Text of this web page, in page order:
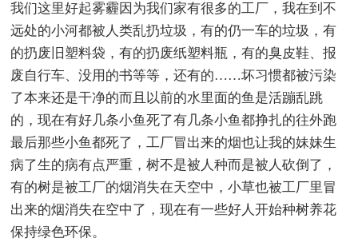
我们这里好起雾霾因为我们家有很多的工厂，我在到不
远处的小河都被人类乱扔垃圾，有的仍一车的垃圾，有
的扔废旧塑料袋，有的扔废纸塑料瓶，有的臭皮鞋、报
废自行车、没用的书等等，还有的……坏习惯都被污染
了本来还是干净的而且以前的水里面的鱼是活蹦乱跳
的，现在有好几条小鱼死了有几条小鱼都挣扎的往外跑
最后那些小鱼都死了，工厂冒出来的烟也让我的妹妹生
病了生的病有点严重，树不是被人种而是被人砍倒了，
有的树是被工厂的烟消失在天空中，小草也被工厂里冒
出来的烟消失在空中了，现在有一些好人开始种树养花
保持绿色环保。